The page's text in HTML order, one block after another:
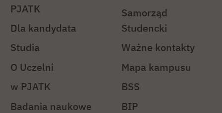
PJATK
Dla kandydata
Studia
O Uczelni
w PJATK
Badania naukowe
Samorząd
Studencki
Ważne kontakty
Mapa kampusu
BSS
BIP